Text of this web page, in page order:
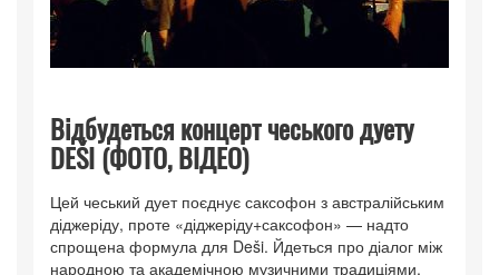
Відбудеться концерт чеського дуету
DEŠI (ФОТО, ВІДЕО)
Цей чеський дует поєднує саксофон з австралійським
діджеріду, проте «діджеріду+саксофон» — надто
спрощена формула для Deši. Йдеться про діалог між
народною та академічною музичними традиціями,